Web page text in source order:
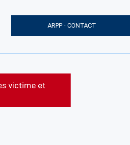
ARPP - CONTACT
victime et